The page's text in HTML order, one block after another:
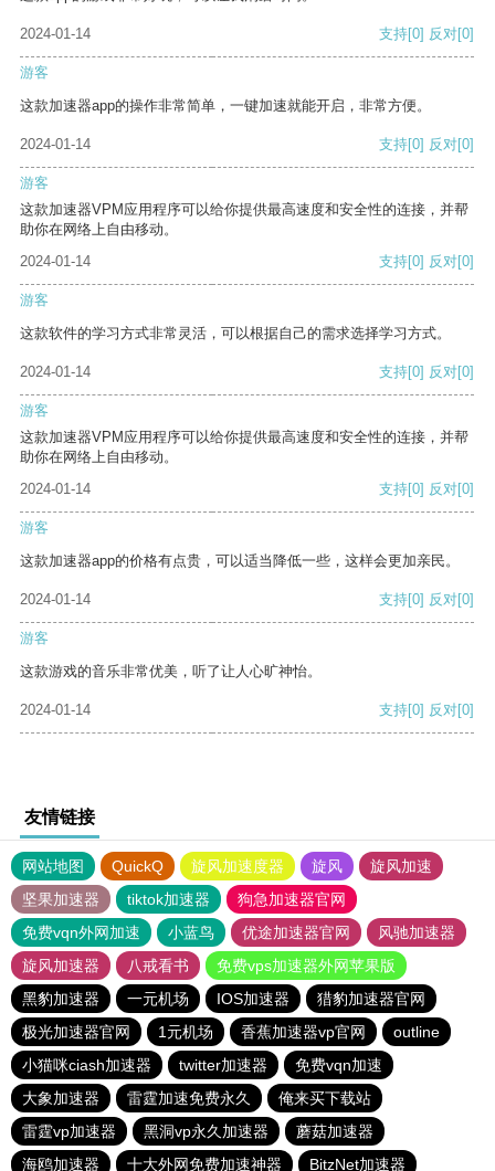
2024-01-14 支持[0] 反对[0]
游客
这款加速器app的操作非常简单，一键加速就能开启，非常方便。
2024-01-14 支持[0] 反对[0]
游客
这款加速器VPM应用程序可以给你提供最高速度和安全性的连接，并帮
助你在网络上自由移动。
2024-01-14
支持[0] 反对[0]
游客
这款软件的学习方式非常灵活，可以根据自己的需求选择学习方式。
2024-01-14 支持[0] 反对[0]
游客
这款加速器VPM应用程序可以给你提供最高速度和安全性的连接，并帮
助你在网络上自由移动。
2024-01-14
支持[0] 反对[0]
游客
这款加速器app的价格有点贵，可以适当降低一些，这样会更加亲民。
2024-01-14 支持[0] 反对[0]
游客
这款游戏的音乐非常优美，听了让人心旷神怡。
2024-01-14 支持[0] 反对[0]
友情链接
网站地图 QuickQ 旋风加速度器 旋风
旋风加速
坚果加速器
tiktok加速器
狗急加速器官网
免费vqn外网加速
小蓝鸟 优途加速器官网
风驰加速器
旋风加速器
八戒看书
免费vps加速器外网苹果版
黑豹加速器
一元机场 IOS加速器
猎豹加速器官网
极光加速器官网
1元机场 香蕉加速器vp官网
outline
小猫咪ciash加速器
twitter加速器
免费vqn加速
大象加速器
雷霆加速免费永久
俺来买下载站
雷霆vp加速器
黑洞vp永久加速器
蘑菇加速器
海鸥加速器
十大外网免费加速神器 BitzNet加速器